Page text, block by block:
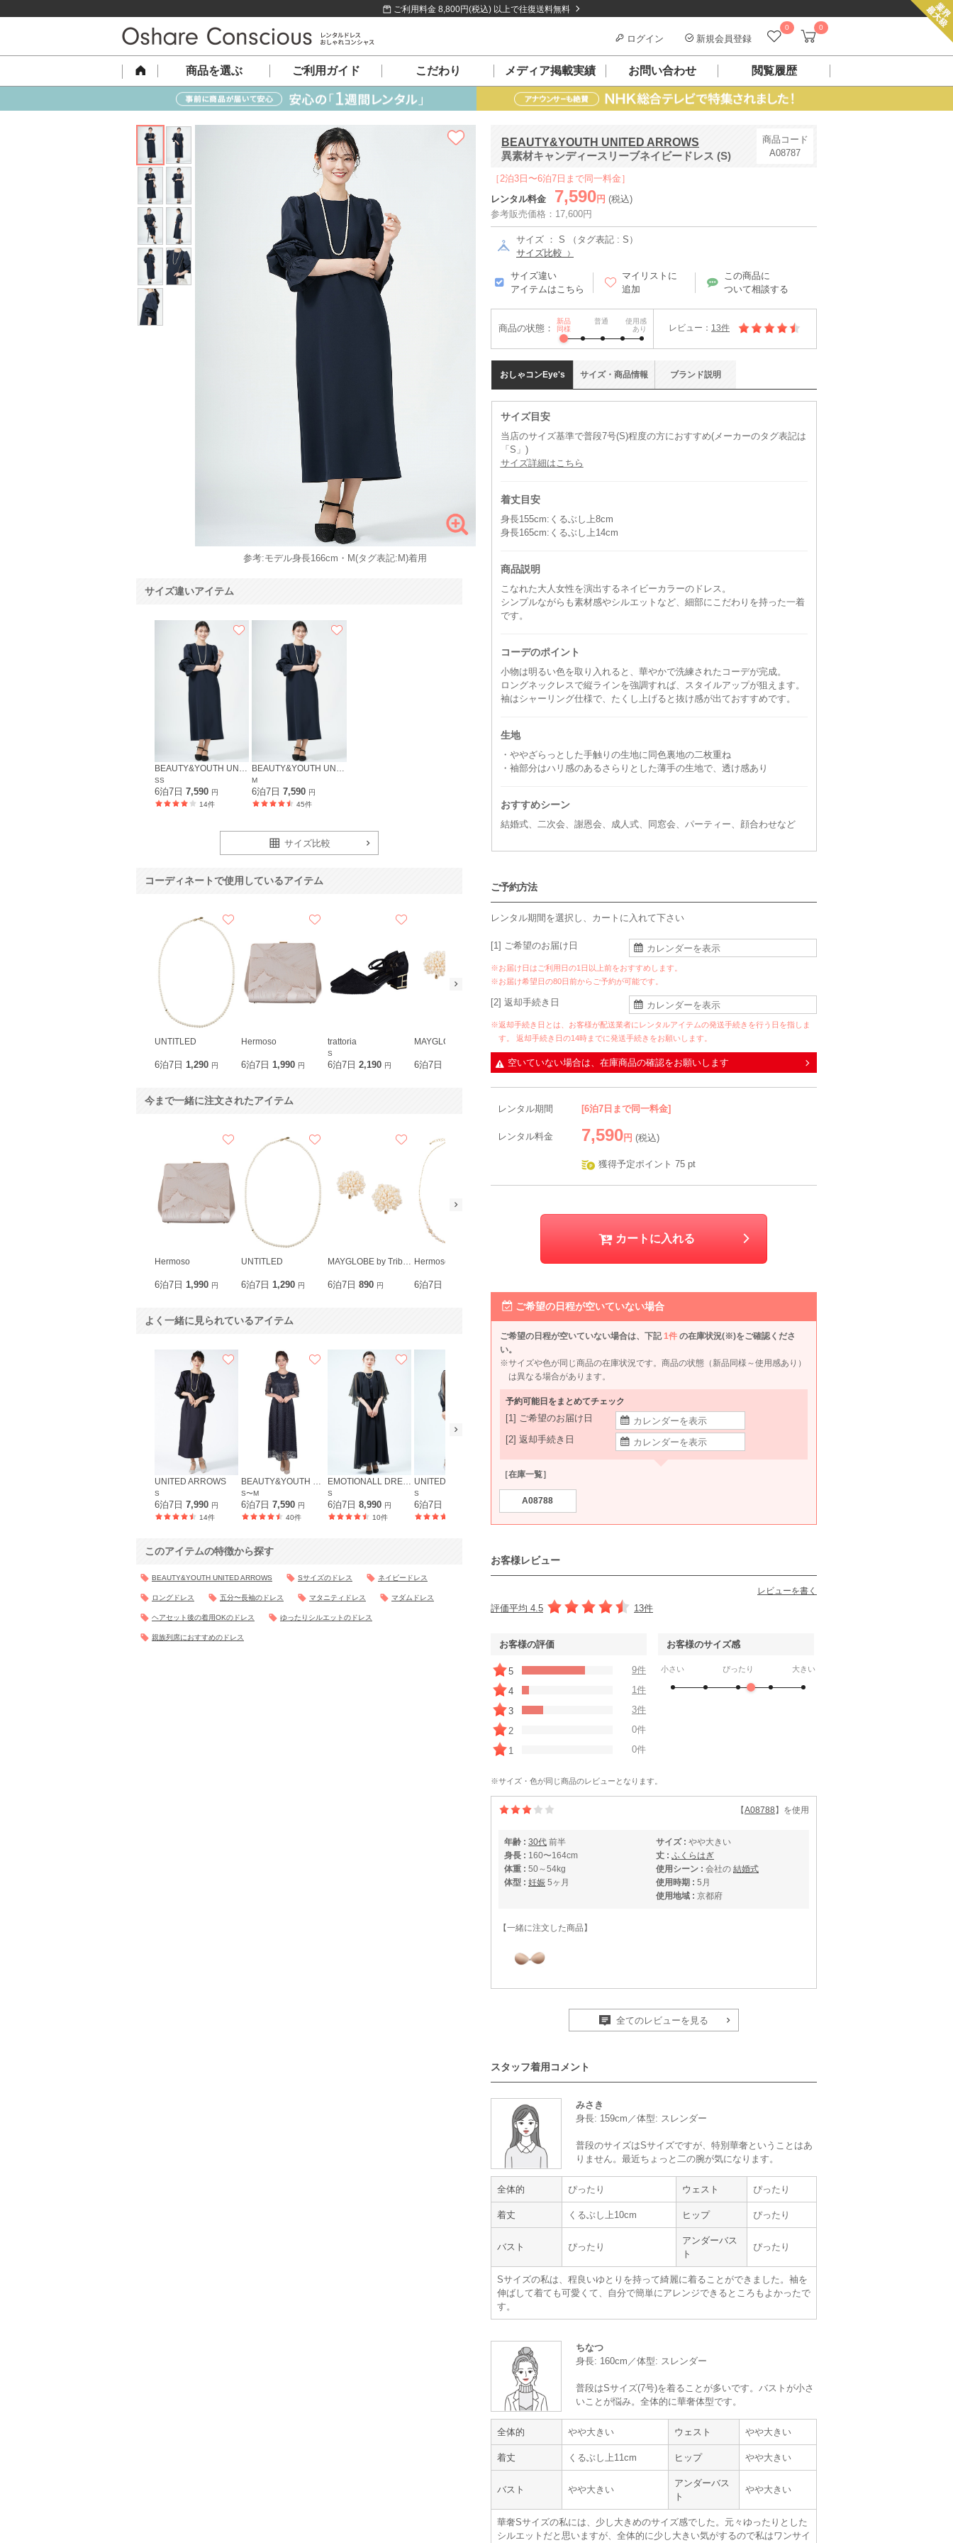
ご利用料金 8,800円(税込) 以上で往復送料無料
0 0
ログイン 新規会員登録
商品を選ぶ ご利用ガイド こだわり メディア掲載実績 お問い合わせ 閲覧履歴
BEAUTY&YOUTH UNITED ARROWS
異素材キャンディースリーブネイビードレス (S)
商品コード
A08787
［2泊3日〜6泊7日まで同一料金］
レンタル料金
7,590 円 (税込)
参考販売価格：17,600円
サイズ ： S （タグ表記 : S）
サイズ比較
サイズ違い
アイテムはこちら
マイリストに
追加
この商品に
ついて相談する
商品の状態：
新品
同様
普通
使用感
あり
レビュー： 13件
おしゃコンEye's
サイズ目安
当店のサイズ基準で普段7号(S)程度の方におすすめ(メーカーのタグ表記は
「S」)
サイズ詳細はこちら
着丈目安
身長155cm:くるぶし上8cm
身長165cm:くるぶし上14cm
商品説明
こなれた大人女性を演出するネイビーカラーのドレス。
シンプルながらも素材感やシルエットなど、細部にこだわりを持った一着
です。
コーデのポイント
小物は明るい色を取り入れると、華やかで洗練されたコーデが完成。
ロングネックレスで縦ラインを強調すれば、スタイルアップが狙えます。
袖はシャーリング仕様で、たくし上げると抜け感が出ておすすめです。
生地
・ややざらっとした手触りの生地に同色裏地の二枚重ね
・袖部分はハリ感のあるさらりとした薄手の生地で、透け感あり
おすすめシーン
結婚式、二次会、謝恩会、成人式、同窓会、パーティー、顔合わせなど
サイズ・ 商品情報 ブランド説明
ご予約方法
レンタル期間を選択し、カートに入れて下さい
[1] ご希望のお届け日
※お届け日はご利用日の1日以上前をおすすめします。
※お届け希望日の80日前からご予約が可能です。
[2] 返却手続き日
※返却手続き日とは、お客様が配送業者にレンタルアイテムの発送手続きを行う日を指しま
す。 返却手続き日の14時までに発送手続きをお願いします。
空いていない場合は、在庫商品の確認をお願いします
レンタル期間 [6泊7日まで同一料金]
レンタル料金 7,590 円 (税込)
獲得予定ポイント 75 pt
カートに入れる
ご希望の日程が空いていない場合
ご希望の日程が空いていない場合は、下記1件 の在庫状況(※)をご確認くださ
い。
※サイズや色が同じ商品の在庫状況です。商品の状態（新品同様～使用感あり）
は異なる場合があります。
予約可能日をまとめてチェック
[1] ご希望のお届け日
[2] 返却手続き日
［在庫一覧］
A08788
お客様レビュー
レビューを書く
評価平均 4.5 13件
お客様の評価
5
9件
4
1件
3
3件
2
0件
1
0件
お客様のサイズ感
小さい ぴったり 大きい
※サイズ・色が同じ商品のレビューとなります。
【A08788 】を使用
年齢 : 30代 前半
身長 : 160〜164cm
体重 : 50～54kg
体型 : 妊娠 5ヶ月
サイズ : やや大きい
丈 : ふくらはぎ
使用シーン : 会社の 結婚式
使用時期 : 5月
使用地域 : 京都府
【一緒に注文した商品】
すごく可愛かったです
年齢 : 40代後半
身長 :155〜159cm
体重 :45～49kg
体型 :標準
サイズ :ぴったり
使用シーン :
使用時期 :
使用地域 :
愛知県
すごく可愛かったです。
綺麗な状態で良かったです。
【一緒に注文した商品】
UNTITLED
MAYGLOBE by
Tribaluxe
Hermoso
年齢 : 30代
身長 :155〜159cm
体重 :
40～44kg
丈 : ふくらはぎ
使用シーン : 親族の結婚式
使用地域 :東京都
肌見せせず綺麗めのワンピースで、親族が着用するにはぴったりだと感じまし
【一緒に注文した商品】
全てのレビューを見る
スタッフ着用コメント
みさき
身長: 159cm／体型: スレンダー
普段のサイズはSサイズですが、特別華奢ということはあ
りません。最近ちょっと二の腕が気になります。
全体的 ぴったり ウェスト ぴったり
着丈 くるぶし上10cm ヒップ ぴったり
バスト ぴったり
アンダーバス
ト
ぴったり
Sサイズの私は、程良いゆとりを持って綺麗に着ることができました。袖を
伸ばして着ても可愛くて、自分で簡単にアレンジできるところもよかったで
す。
ちなつ
身長: 160cm／体型: スレンダー
普段はSサイズ(7号)を着ることが多いです。バストが小さ
いことが悩み。全体的に華奢体型です。
全体的 やや大きい ウェスト やや大きい
着丈 くるぶし上11cm ヒップ やや大きい
バスト やや大きい
アンダーバス
ト
やや大きい
華奢Sサイズの私には、少し大きめのサイズ感でした。元々ゆったりとした
シルエットだと思いますが、全体的に少し大きい気がするので私はワンサイ
参考:モデル身長166cm・M(タグ表記:M)着用
サイズ違いアイテム
BEAUTY&YOUTH UNITED ARROWS
SS
6泊7日 7,590 円
14件
BEAUTY&YOUTH UNITED ARROWS
M
6泊7日7,590 円
45件
サイズ比較
コーディネートで使用しているアイテム
UNTITLED
6泊7日 1,290 円
Hermoso
6泊7日1,990 円
trattoria
S
6泊7日2,190 円 6泊7日
今まで一緒に注文されたアイテム
Hermoso
6泊7日 1,990 円
UNTITLED
6泊7日1,290 円
MAYGLOBE by Tribaluxe
6泊7日890 円
Hermoso
6泊7日
23区 MAYGLOBE by Tribaluxe
よく一緒に見られているアイテム
UNITED ARROWS
S
6泊7日 7,990 円
14件
BEAUTY&YOUTH UNITED ARROWS
S〜M
6泊7日7,590 円
40件
EMOTIONALL DRESSES 東京ソワール
S
6泊7日8,990 円
10件
UNITED ARROWS
S
6泊7日
etoll.
6泊7日7,590
このアイテムの特徴から探す
BEAUTY&YOUTH UNITED ARROWS Sサイズのドレス ネイビードレス
ロングドレス 五分〜長袖のドレス マタニティドレス マダムドレス
ヘアセット後の着用OKのドレス ゆったりシルエットのドレス
親族列席におすすめのドレス